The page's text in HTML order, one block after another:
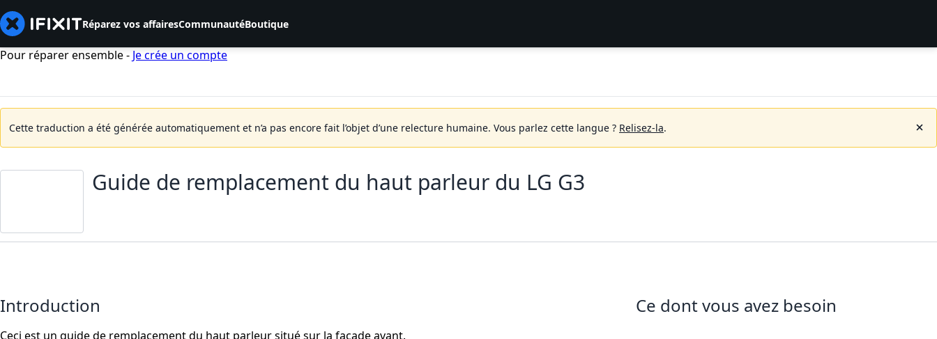
Réparez vos affairesCommunautéBoutique
Pour réparer ensemble - Je crée un compte
Cette traduction a été générée automatiquement et n’a pas encore fait l’objet d’une relecture humaine. Vous parlez cette langue ? Relisez-la.
Guide de remplacement du haut parleur du LG G3
Introduction
Ceci est un guide de remplacement du haut parleur situé sur la facade avant.
Ce dont vous avez besoin